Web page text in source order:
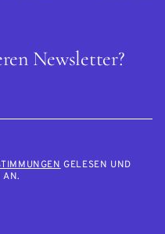
Newsletter?
GELESEN UND
AN.